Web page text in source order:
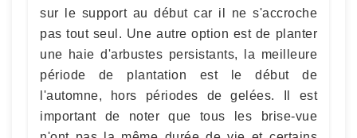
sur le support au début car il ne s'accroche
pas tout seul. Une autre option est de planter
une haie d'arbustes persistants, la meilleure
période de plantation est le début de
l'automne, hors périodes de gelées. Il est
important de noter que tous les brise-vue